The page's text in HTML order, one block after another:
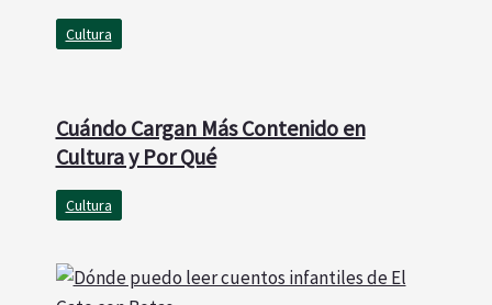
Cultura
Cuándo Cargan Más Contenido en
Cultura y Por Qué
Cultura